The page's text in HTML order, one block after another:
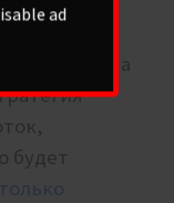
ad
как солома
будет